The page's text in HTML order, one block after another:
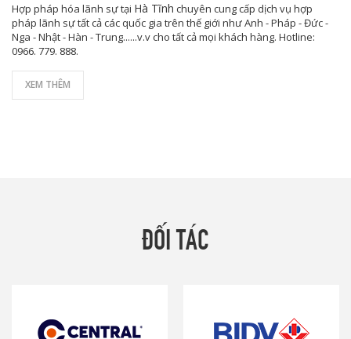
Hợp pháp hóa lãnh sự tại Hà Tĩnh chuyên cung cấp dịch vụ hợp
pháp lãnh sự tất cả các quốc gia trên thế giới như Anh - Pháp - Đức -
Nga - Nhật - Hàn - Trung......v.v cho tất cả mọi khách hàng. Hotline:
0966. 779. 888.
XEM THÊM
ĐỐI TÁC